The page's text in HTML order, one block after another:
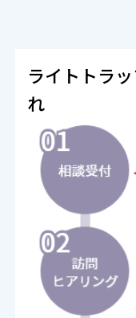
ライトトラ
れ